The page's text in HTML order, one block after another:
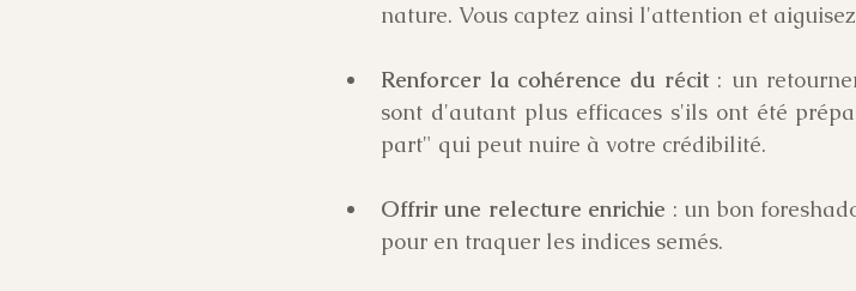
nature. Vous captez ainsi l'attention et
Renforcer la cohérence du récit : un
sont d'autant plus efficaces s'ils ont été
part" qui peut nuire à votre crédibilité.
Offrir une relecture enrichie : un bon
pour en traquer les indices semés.